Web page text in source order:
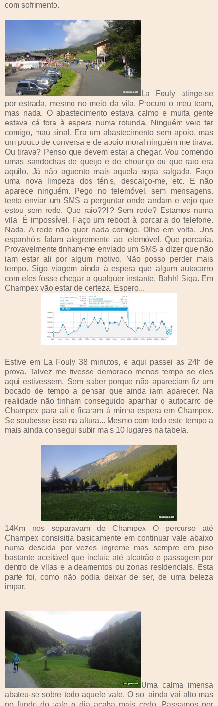
com sofrimento.
La Fouly atinge-se
por estrada, mesmo no meio da vila. Procuro o meu team,
mas nada. O abastecimento estava calmo e muita gente
estava cá fora à espera numa rotunda. Ninguém veio ter
comigo, mau sinal. Era um abastecimento sem apoio, mas
um pouco de conversa e de apoio moral ninguém me tirava.
Ou tirava? Penso que devem estar a chegar. Vou comendo
umas sandochas de queijo e de chouriço ou que raio era
aquilo. Já não aguento mais aquela sopa salgada. Faço
uma nova limpeza dos ténis, descalço-me, etc. E não
aparece ninguém. Pego no telemóvel, sem mensagens,
tento enviar um SMS a perguntar onde andam e vejo que
estou sem rede. Que raio??!!? Sem rede? Estamos numa
vila. É impossível. Faço um reboot à porcaria do telefone.
Nada. A rede não quer nada comigo. Olho em volta. Uns
espanhóis falam alegremente ao telemóvel. Que porcaria.
Provavelmente tinham-me enviado um SMS a dizer que não
iam estar ali por algum motivo. Não posso perder mais
tempo. Sigo viagem ainda à espera que algum autocarro
com eles fosse chegar a qualquer instante. Bahh! Siga. Em
Champex vão estar de certeza. Espero...
Estive em La Fouly 38 minutos, e aqui passei as 24h de
prova. Talvez me tivesse demorado menos tempo se eles
aqui estivessem. Sem saber porque não apareciam fiz um
bocado de tempo a pensar que ainda iam aparecer. Na
realidade não tinham conseguido apanhar o autocarro de
Champex para ali e ficaram à minha espera em Champex.
Se soubesse isso na altura... Mesmo com todo este tempo a
mais ainda consegui subir mais 10 lugares na tabela.
14Km nos separavam de Champex O percurso até
Champex consisitia basicamente em continuar vale abaixo
numa descida por vezes ingreme mas sempre em piso
bastante aceitável que incluía até alcatrão e passagem por
dentro de vilas e aldeamentos ou zonas residenciais. Esta
parte foi, como não podia deixar de ser, de uma beleza
impar.
Uma calma imensa
abateu-se sobre todo aquele vale. O sol ainda vai alto mas
no fundo do vale o dia acaba mais cedo. Passamos por